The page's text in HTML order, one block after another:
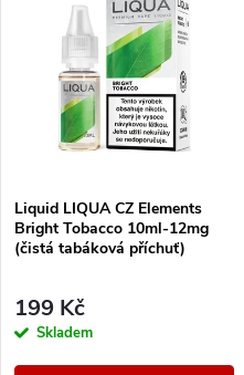
Liquid LIQUA CZ Elements
Bright Tobacco 10ml-12mg
(čistá tabáková příchuť)
199 Kč
Skladem